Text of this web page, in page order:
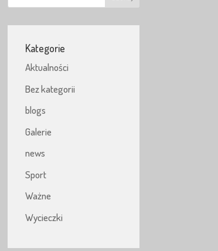
Kategorie
Aktualności
Bez kategorii
blogs
Galerie
news
Sport
Ważne
Wycieczki